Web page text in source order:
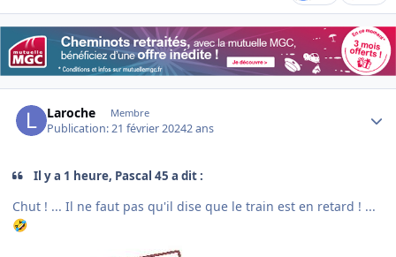
Laroche Membre
Publication:21 février 20242 ans
Il y a 1 heure, Pascal 45 a dit :
Chut ! ... Il ne faut pas qu'il dise que le train est en retard ! ...
🤣